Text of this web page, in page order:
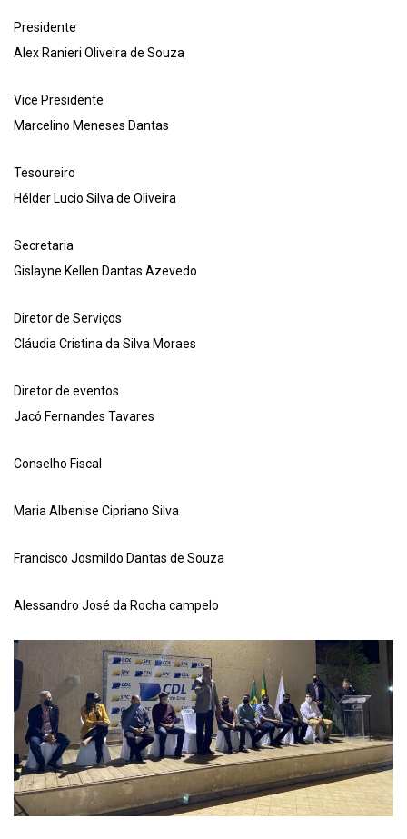
Presidente
Alex Ranieri Oliveira de Souza
Vice Presidente
Marcelino Meneses Dantas
Tesoureiro
Hélder Lucio Silva de Oliveira
Secretaria
Gislayne Kellen Dantas Azevedo
Diretor de Serviços
Cláudia Cristina da Silva Moraes
Diretor de eventos
Jacó Fernandes Tavares
Conselho Fiscal
Maria Albenise Cipriano Silva
Francisco Josmildo Dantas de Souza
Alessandro José da Rocha campelo